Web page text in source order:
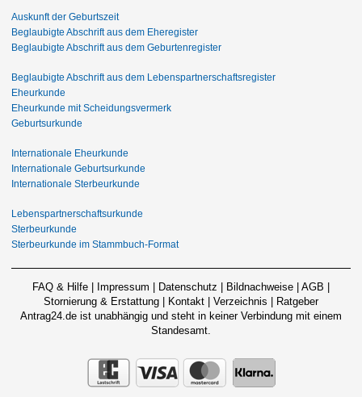
Auskunft der Geburtszeit
Beglaubigte Abschrift aus dem Eheregister
Beglaubigte Abschrift aus dem Geburtenregister
Beglaubigte Abschrift aus dem Lebenspartnerschaftsregister
Eheurkunde
Eheurkunde mit Scheidungsvermerk
Geburtsurkunde
Internationale Eheurkunde
Internationale Geburtsurkunde
Internationale Sterbeurkunde
Lebenspartnerschaftsurkunde
Sterbeurkunde
Sterbeurkunde im Stammbuch-Format
FAQ & Hilfe Impressum Datenschutz Bildnachweise AGB
Stornierung & Erstattung
Kontakt Verzeichnis
Ratgeber
Antrag24.de ist unabhängig und steht in keiner Verbindung mit einem
Standesamt.